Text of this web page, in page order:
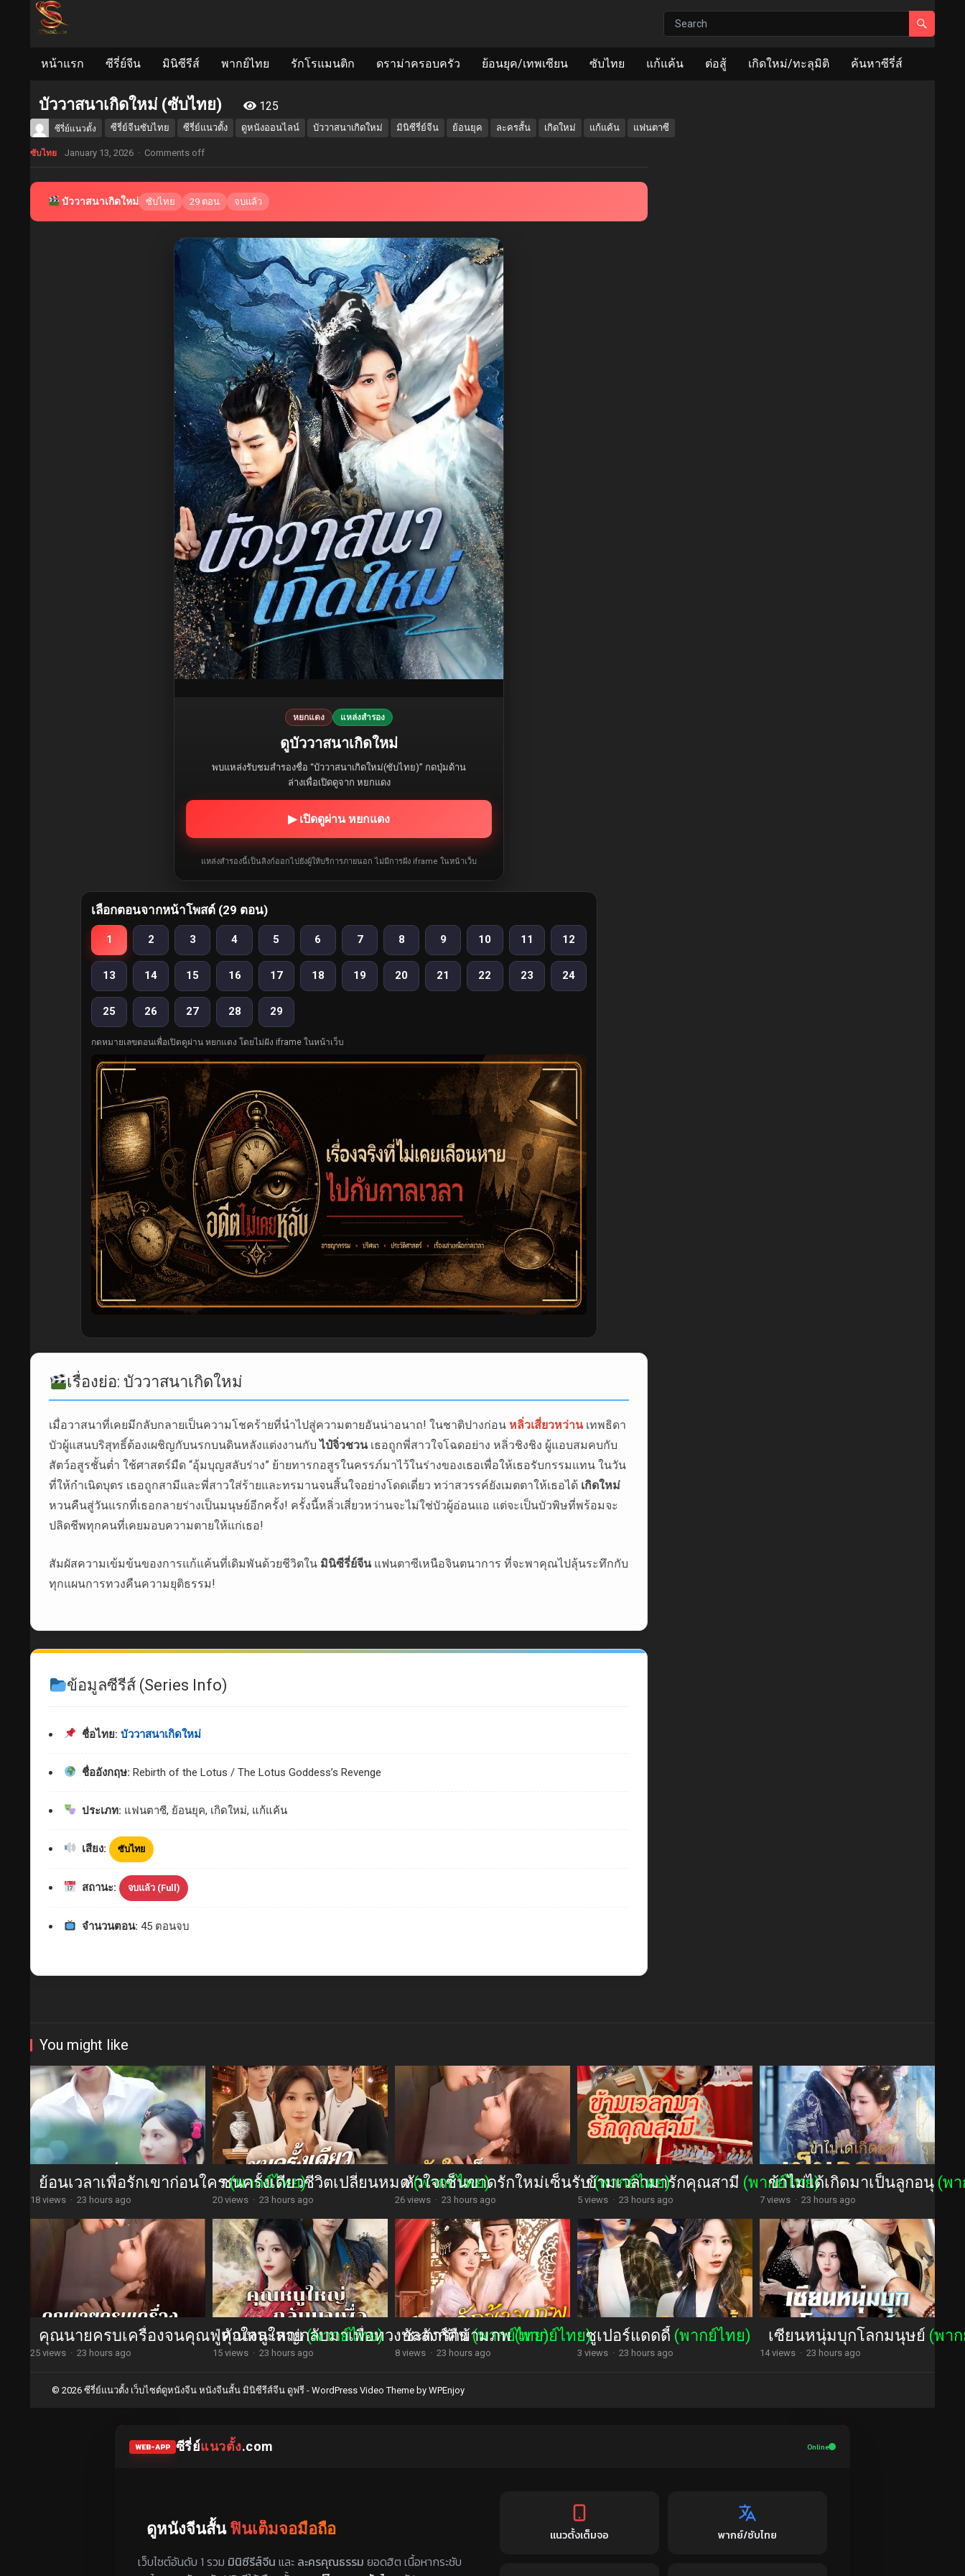
หน้าแรก ซีรี่ย์จีน มินิซีรีส์ พากย์ไทย รักโรแมนติก ดราม่าครอบครัว ย้อนยุค/เทพเซียน ซับไทย แก้แค้น ต่อสู้ เกิดใหม่/ทะลุมิติ ค้นหาซีรี่ส์
บัววาสนาเกิดใหม่ (ซับไทย) 125
ซีรี่ย์แนวตั้ง ซีรี่ย์จีนซับไทย ซีรี่ย์แนวตั้ง ดูหนังออนไลน์ บัววาสนาเกิดใหม่ มินิซีรี่ย์จีน ย้อนยุค ละครสั้น เกิดใหม่ แก้แค้น แฟนตาซี
ซับไทย January 13, 2026 · Comments off
บัววาสนาเกิดใหม่ ซับไทย 29 ตอน จบแล้ว
หยกแดง แหล่งสำรอง
ดูบัววาสนาเกิดใหม่
พบแหล่งรับชมสำรองชื่อ “บัววาสนาเกิดใหม่(ซับไทย)” กดปุ่มด้าน
ล่างเพื่อเปิดดูจาก หยกแดง
▶ เปิดดูผ่าน หยกแดง
แหล่งสำรองนี้เป็นลิงก์ออกไปยังผู้ให้บริการภายนอก ไม่มีการฝัง iframe ในหน้าเว็บ
เลือกตอนจากหน้าโพสต์ (29 ตอน)
1 2 3 4 5 6 7 8 9 10 11 12
13 14 15 16 17 18 19 20 21 22 23 24
25 26 27 28 29
กดหมายเลขตอนเพื่อเปิดดูผ่าน หยกแดง โดยไม่ฝัง iframe ในหน้าเว็บ
เรื่องย่อ: บัววาสนาเกิดใหม่
เมื่อวาสนาที่เคยมีกลับกลายเป็นความโชคร้ายที่นำไปสู่ความตายอันน่าอนาถ! ในชาติปางก่อน หลิ่วเสี่ยวหว่านเทพธิดา
บัวผู้แสนบริสุทธิ์ต้องเผชิญกับนรกบนดินหลังแต่งงานกับไป๋จิ่วชวนเธอถูกพี่สาวใจโฉดอย่าง หลิ่วชิงชิง ผู้แอบสมคบกับ
สัตว์อสูรชั้นต่ำ ใช้ศาสตร์มืด “อุ้มบุญสลับร่าง” ย้ายทารกอสูรในครรภ์มาไว้ในร่างของเธอเพื่อให้เธอรับกรรมแทน ในวัน
ที่ให้กำเนิดบุตร เธอถูกสามีและพี่สาวใส่ร้ายและทรมานจนสิ้นใจอย่างโดดเดี่ยว ทว่าสวรรค์ยังเมตตาให้เธอได้ เกิดใหม่
หวนคืนสู่วันแรกที่เธอกลายร่างเป็นมนุษย์อีกครั้ง! ครั้งนี้หลิ่วเสี่ยวหว่านจะไม่ใช่บัวผู้อ่อนแอ แต่จะเป็นบัวพิษที่พร้อมจะ
ปลิดชีพทุกคนที่เคยมอบความตายให้แก่เธอ!
สัมผัสความเข้มข้นของการแก้แค้นที่เดิมพันด้วยชีวิตใน มินิซีรี่ย์จีนแฟนตาซีเหนือจินตนาการ ที่จะพาคุณไปลุ้นระทึกกับ
ทุกแผนการทวงคืนความยุติธรรม!
ข้อมูลซีรีส์ (Series Info)
ชื่อไทย: บัววาสนาเกิดใหม่
ชื่ออังกฤษ: Rebirth of the Lotus / The Lotus Goddess’s Revenge
ประเภท: แฟนตาซี, ย้อนยุค, เกิดใหม่, แก้แค้น
เสียง: ซับไทย
สถานะ: จบแล้ว (Full)
จำนวนตอน: 45 ตอนจบ
You might like
ย้อนเวลาเพื่อรักเขาก่อนใคร(พากย์ไทย)
18 views · 23 hours ago
ชนครั้งเดียวชีวิตเปลี่ยนหมด(พากย์ไทย)
20 views · 23 hours ago
หัวใจเซ็นขาดรักใหม่เซ็นรับ(พากย์ไทย)
26 views · 23 hours ago
ข้ามเวลามารักคุณสามี (พากย์ไทย)
5 views · 23 hours ago
ข้าไม่ได้เกิดมาเป็นลูกอนุ (พ
7 views · 23 hours ago
คุณนายครบเครื่องจนคุณฟู่หัวใจละลาย(พากย์ไทย)
25 views · 23 hours ago
คุณหนูใหญ่กลับมาเพื่อทวงบัลลังก์คืน(พากย์ไทย)
15 views · 23 hours ago
ชะตารักข้ามภพ(พากย์ไทย)
8 views · 23 hours ago
ซูเปอร์แดดดี้ (พากย์ไทย)
3 views · 23 hours ago
เซียนหนุ่มบุกโลกมนุษย์ (พา
14 views · 23 hours ago
© 2026 ซีรี่ย์แนวตั้ง เว็บไซต์ดูหนังจีน หนังจีนสั้น มินิซีรีส์จีน ดูฟรี - WordPress Video Theme by WPEnjoy
WEB-APP ซีรี่ย์แนวตั้ง.com Online
ดูหนังจีนสั้น ฟินเต็มจอมือถือ
เว็บไซต์อันดับ 1 รวม มินิซีรีส์จีน และ ละครคุณธรรม ยอดฮิต เนื้อหากระชับ
แนวตั้งเต็มจอ พากย์/ซับไทย